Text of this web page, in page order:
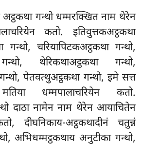
गन्थो धम्मरक्खित नाम थेरेन
कतो. इतिवुत्तकअट्ठकथा
गन्थो, चरियापिटकअट्ठकथा गन्थो,
थेरिकथाअट्ठकथा गन्थो,
पेतवत्थुअट्ठकथा गन्थो, इमे सत्त
धम्मपालाचरियेन कतो.
दाठा नामेन नाम थेरेन आयाचितेन
दीघनिकाय-अट्ठकथादीनं चतुन्नं
अभिधम्मट्ठकथाय अनुटीका गन्थो,